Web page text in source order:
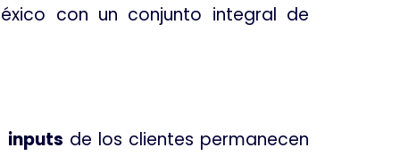
con un conjunto integral de
inputs de los clientes permanecen